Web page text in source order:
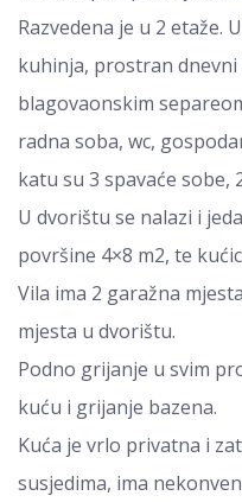
Razvedena je u 2 etaže.
kuhinja, prostran
blagovaonskim
radna soba, wc,
katu su 3 spavaće sobe,
U dvorištu se nalazi i
površine 4×8 m2, te
Vila ima 2 garažna
mjesta u dvorištu.
Podno grijanje u svim
kuću i grijanje bazena.
Kuća je vrlo privatna i
susjedima, ima